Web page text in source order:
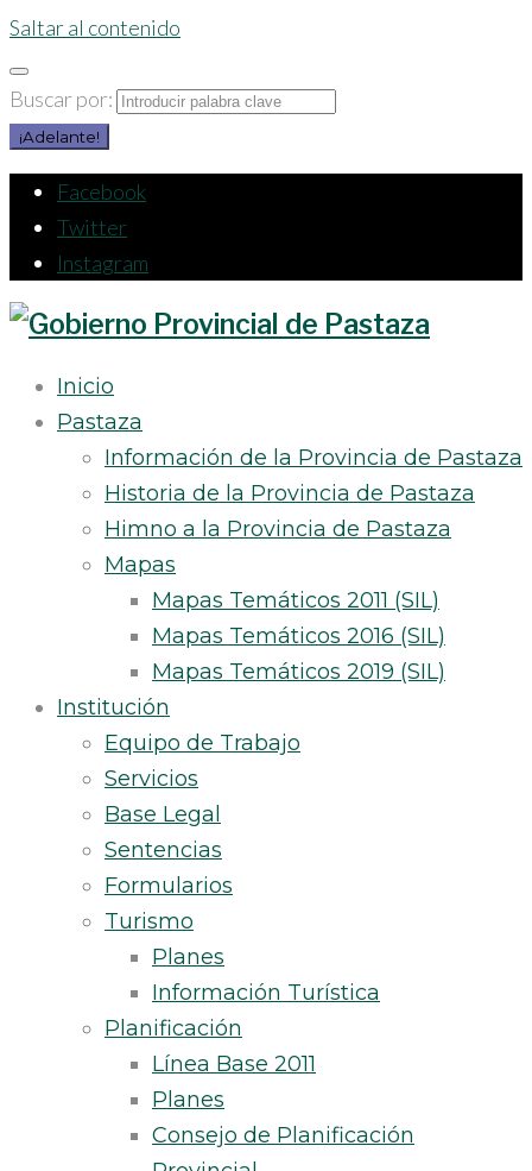
Saltar al contenido
Buscar por:
¡Adelante!
Facebook
Twitter
Instagram
Inicio
Pastaza
Información de la Provincia de Pastaza
Historia de la Provincia de Pastaza
Himno a la Provincia de Pastaza
Mapas
Mapas Temáticos 2011 (SIL)
Mapas Temáticos 2016 (SIL)
Mapas Temáticos 2019 (SIL)
Institución
Equipo de Trabajo
Servicios
Base Legal
Sentencias
Formularios
Turismo
Planes
Información Turística
Planificación
Línea Base 2011
Planes
Consejo de Planificación